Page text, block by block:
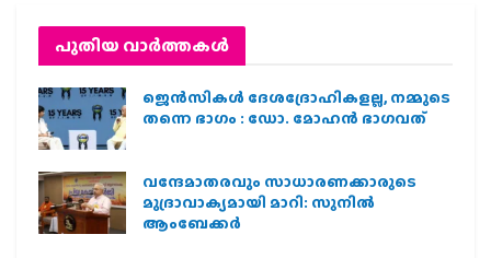
പുതിയ വാര്‍ത്തകള്‍
ജെന്‍സികള്‍ ദേശദ്രോഹികളല്ല, നമ്മുടെ
തന്നെ ഭാഗം : ഡോ. മോഹന്‍ ഭാഗവത്
വന്ദേമാതരവും സാധാരണക്കാരുടെ
മുദ്രാവാക്യമായി മാറി: സുനിൽ
ആംബേക്കർ